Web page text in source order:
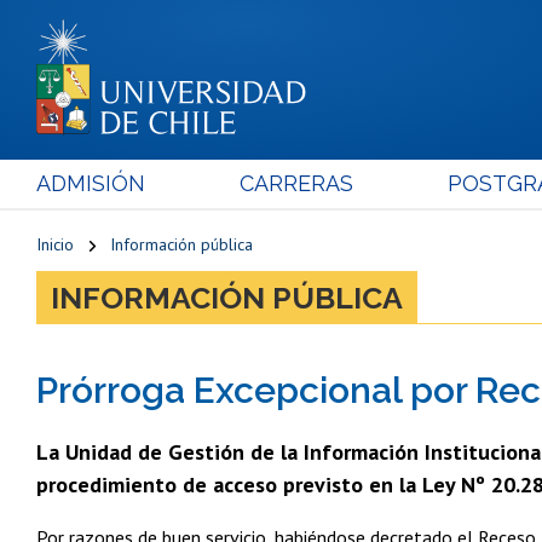
ADMISIÓN CARRERAS
Inicio Información pública
INFORMACIÓN PÚBLICA
Prórroga Excepcional por
La Unidad de Gestión de la Información
procedimiento de acceso previsto en la Ley Nº
Por razones de buen servicio, habiéndose decretado el